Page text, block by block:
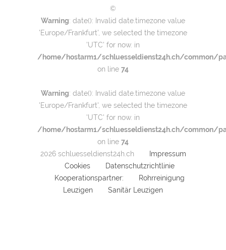
©
Warning: date(): Invalid date.timezone value
'Europe/Frankfurt', we selected the timezone
'UTC' for now. in
/home/hostarm1/schluesseldienst24h.ch/common/
on line 74
Warning: date(): Invalid date.timezone value
'Europe/Frankfurt', we selected the timezone
'UTC' for now. in
/home/hostarm1/schluesseldienst24h.ch/common/
on line 74
2026 schluesseldienst24h.ch
Impressum
Cookies
Datenschutzrichtlinie
Kooperationspartner:
Rohrreinigung
Leuzigen
Sanitär Leuzigen